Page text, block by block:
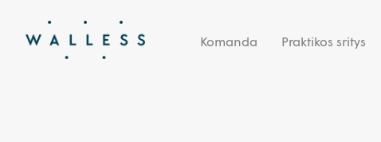
Komanda Praktikos sritys